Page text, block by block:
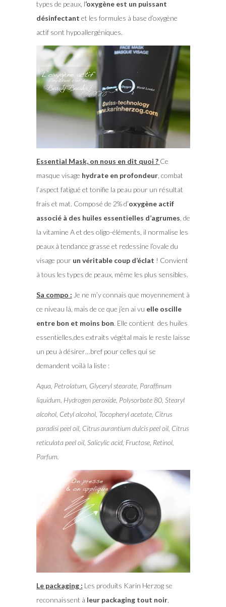
types de peaux, l‘oxygène est un puissant
désinfectant et les formules à base d’oxygène
actif sont hypoallergéniques.
Essential Mask, on nous en dit quoi ? Ce
masque visage hydrate en profondeur, combat
l’aspect fatigué et tonifie la peau pour un résultat
frais et mat. Composé de 2% d’oxygène actif
associé à des huiles essentielles d’agrumes , de
la vitamine A et des oligo-éléments, il normalise les
peaux à tendance grasse et redessine l’ovale du
visage pour un véritable coup d’éclat ! Convient
à tous les types de peaux, même les plus sensibles.
Sa compo : Je ne m’y connais que moyennement à
ce niveau là, mais de ce que j’en ai vu elle oscille
entre bon et moins bon. Elle contient des huiles
essentielles,des extraits végétal mais le reste laisse
un peu à désirer…bref pour celles qui se
demandent voilà la liste :
Aqua, Petrolatum, Glyceryl stearate, Paraffinum
liquidum, Hydrogen peroxide, Polysorbate 80, Stearyl
alcohol, Cetyl alcohol, Tocopheryl acetate, Citrus
paradisi peel oil, Citrus aurantium dulcis peel oil, Citrus
reticulata peel oil, Salicylic acid, Fructose, Retinol,
Parfum.
Le packaging : Les produits Karin Herzog se
reconnaissent à leur packaging tout noir,